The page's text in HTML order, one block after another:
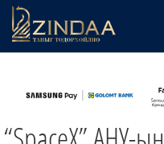
ТВ8
ӨГЛӨӨНИЙ СОНИН